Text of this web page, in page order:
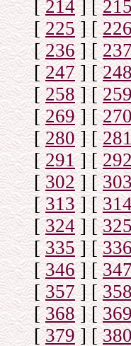
[214] [
[225] [
[236] [
[247] [
[258] [
[269] [270
[ 280] [
[291] [
[302] [
[313] [
[324] [325
[335] [
[346] [
[357] [
[368] [
[379] [